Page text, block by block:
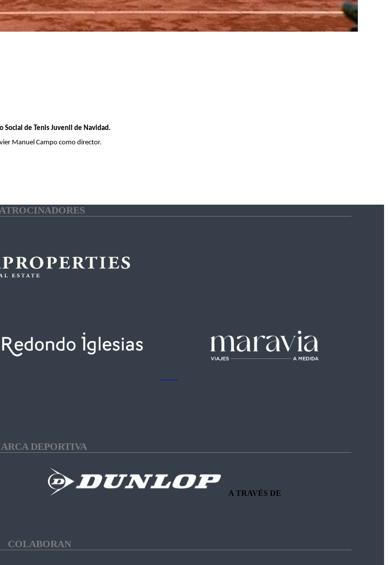
Social de Tenis Juvenil de Navidad.
Manuel Campo como director.
DEPORTIVA
A TRAVÉS DE
COLABORAN